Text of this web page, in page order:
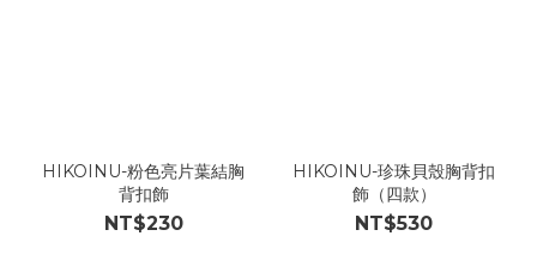
HIKOINU-粉色亮片葉結胸
背扣飾
NT$230
HIKOINU-珍珠貝殼胸背扣
飾（四款）
NT$530